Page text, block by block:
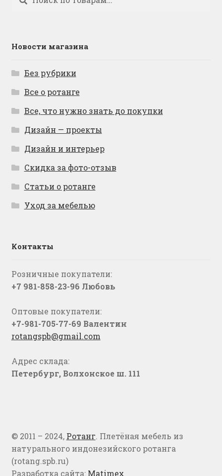
Новости магазина
Без рубрики
Все о ротанге
Все, что нужно знать до покупки
Дизайн — проекты
Дизайн и интерьер
Скидка за фото-отзыв
Статьи о ротанге
Уход за мебелью
Контакты
Розничные покупатели:
+7 981-858-23-96 Любовь
Оптовые покупатели:
+7-981-705-77-69 Валентин
rotangspb@gmail.com
Адрес склада:
Петербург, Волхонское ш. 111
© 2011 – 2024, Ротанг. Плетёная мебель из
натурального индонезийского ротанга
(rotang.spb.ru)
Разработка сайта: Matimex